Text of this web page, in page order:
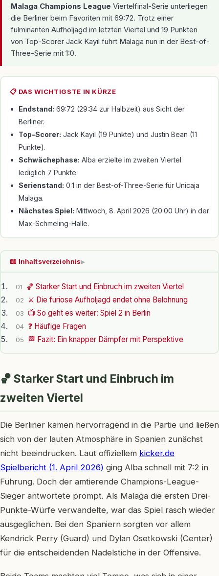
Malaga Champions League Viertelfinal-Serie unterliegen
die Berliner beim Favoriten mit 69:72. Trotz einer
fulminanten Aufholjagd im letzten Viertel und 19 Punkten
von Top-Scorer Jack Kayil führt Malaga nun in der Best-of-
Three-Serie mit 1:0.
📋 DAS WICHTIGSTE IN KÜRZE
Endstand: 69:72 (29:34 zur Halbzeit) aus Sicht der
Berliner.
Top-Scorer: Jack Kayil (19 Punkte) und Justin Bean (11
Punkte).
Schwächephase: Alba erzielte im zweiten Viertel
lediglich 7 Punkte.
Serienstand: 0:1 in der Best-of-Three-Serie für Unicaja
Malaga.
Nächstes Spiel: Mittwoch, 8. April 2026 (20:00 Uhr) in der
Max-Schmeling-Halle.
📖 Inhaltsverzeichnis▶
01 🏀 Starker Start und Einbruch im zweiten Viertel
02 ⚔️ Die furiose Aufholjagd endet ohne Belohnung
03 📺 So geht es weiter: Spiel 2 in Berlin
04 ❓ Häufige Fragen
05 🏁 Fazit: Ein knapper Dämpfer mit Perspektive
🏀 Starker Start und Einbruch im
zweiten Viertel
Die Berliner kamen hervorragend in die Partie und ließen
sich von der lauten Atmosphäre in Spanien zunächst
nicht beeindrucken. Laut offiziellem kicker.de
Spielbericht (1. April 2026) ging Alba schnell mit 7:2 in
Führung. Doch der amtierende Champions-League-
Sieger antwortete prompt. Als Malaga die ersten Drei-
Punkte-Würfe verwandelte, war das Spiel rasch wieder
ausgeglichen. Bei den Spaniern sorgten vor allem
Kendrick Perry (Guard) und Dylan Osetkowski (Center)
für die entscheidenden Nadelstiche in der Offensive.